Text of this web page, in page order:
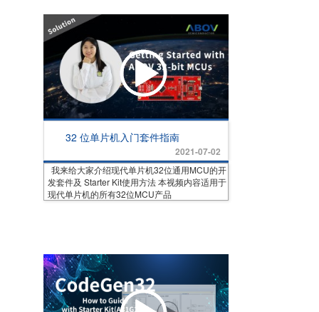
32 位单片机入门套件指南
2021-07-02
我来给大家介绍现代单片机32位通用MCU的开
发套件及 Starter Kit使用方法 本视频内容适用于
现代单片机的所有32位MCU产品